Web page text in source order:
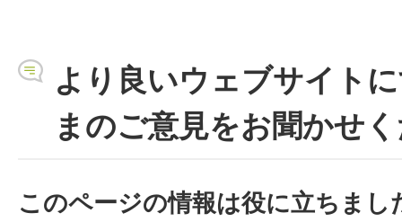
より良いウェブサイト
まのご意見をお聞かせ
このページの情報は役に立ちまし